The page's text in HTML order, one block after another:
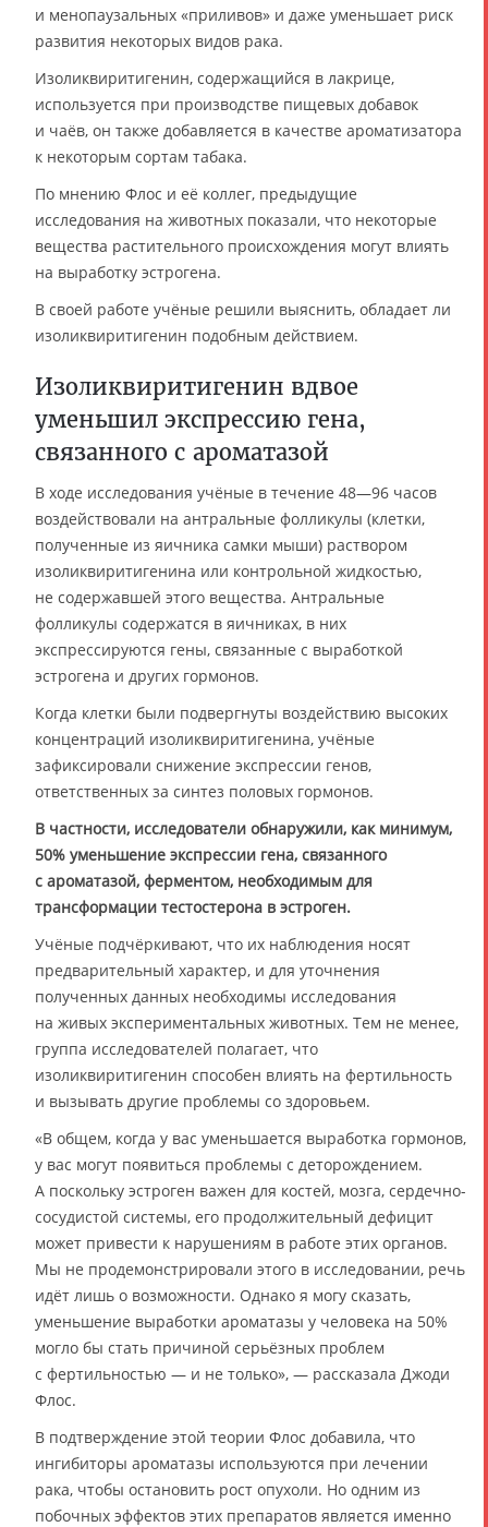
и менопаузальных «приливов» и даже уменьшает риск
развития некоторых видов рака.
Изоликвиритигенин, содержащийся в лакрице,
используется при производстве пищевых добавок
и чаёв, он также добавляется в качестве ароматизатора
к некоторым сортам табака.
По мнению Флос и её коллег, предыдущие
исследования на животных показали, что некоторые
вещества растительного происхождения могут влиять
на выработку эстрогена.
В своей работе учёные решили выяснить, обладает ли
изоликвиритигенин подобным действием.
Изоликвиритигенин вдвое
уменьшил экспрессию гена,
связанного с ароматазой
В ходе исследования учёные в течение 48—96 часов
воздействовали на антральные фолликулы (клетки,
полученные из яичника самки мыши) раствором
изоликвиритигенина или контрольной жидкостью,
не содержавшей этого вещества. Антральные
фолликулы содержатся в яичниках, в них
экспрессируются гены, связанные с выработкой
эстрогена и других гормонов.
Когда клетки были подвергнуты воздействию высоких
концентраций изоликвиритигенина, учёные
зафиксировали снижение экспрессии генов,
ответственных за синтез половых гормонов.
В частности, исследователи обнаружили, как минимум,
50% уменьшение экспрессии гена, связанного
с ароматазой, ферментом, необходимым для
трансформации тестостерона в эстроген.
Учёные подчёркивают, что их наблюдения носят
предварительный характер, и для уточнения
полученных данных необходимы исследования
на живых экспериментальных животных. Тем не менее,
группа исследователей полагает, что
изоликвиритигенин способен влиять на фертильность
и вызывать другие проблемы со здоровьем.
«В общем, когда у вас уменьшается выработка гормонов,
у вас могут появиться проблемы с деторождением.
А поскольку эстроген важен для костей, мозга, сердечно-
сосудистой системы, его продолжительный дефицит
может привести к нарушениям в работе этих органов.
Мы не продемонстрировали этого в исследовании, речь
идёт лишь о возможности. Однако я могу сказать,
уменьшение выработки ароматазы у человека на 50%
могло бы стать причиной серьёзных проблем
с фертильностью — и не только», — рассказала Джоди
Флос.
В подтверждение этой теории Флос добавила, что
ингибиторы ароматазы используются при лечении
рака, чтобы остановить рост опухоли. Но одним из
побочных эффектов этих препаратов является именно